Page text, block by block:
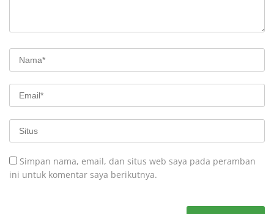
Simpan nama, email, dan situs web saya pada peramban
ini untuk komentar saya berikutnya.